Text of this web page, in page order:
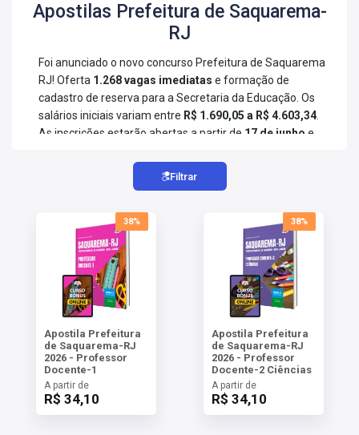
Apostilas Prefeitura de Saquarema-
RJ
Foi anunciado o novo concurso Prefeitura de Saquarema
RJ! Oferta 1.268 vagas imediatas e formação de
cadastro de reserva para a Secretaria da Educação. Os
salários iniciais variam entre R$ 1.690,05 a R$ 4.603,34
As inscrições estarão abertas a partir de 17 de junho e
está prevista para o dia
30 de agosto e 13 de setembro
. O valor da taxa de inscrição é de
Para mais detalhes, consulte o guia completodo
concursoPrefeitura de Saquarema RJ
, que reúne
informações atualizadas sobre a situação do certame,
requisitos, salários e demais informações. Para iniciar a
preparação, acesse os materiais preparatórios
disponíveis e adquira sua apostila
Prefeitura de
Saquarema RJ!
Filtrar
38%
Apostila Prefeitura
de Saquarema-RJ
2026 - Professor
Docente-1
A partir de
R$ 34,10
38%
Apostila Prefeitura
de Saquarema-RJ
2026 - Professor
Docente-2 Ciências
A partir de
R$ 34,10